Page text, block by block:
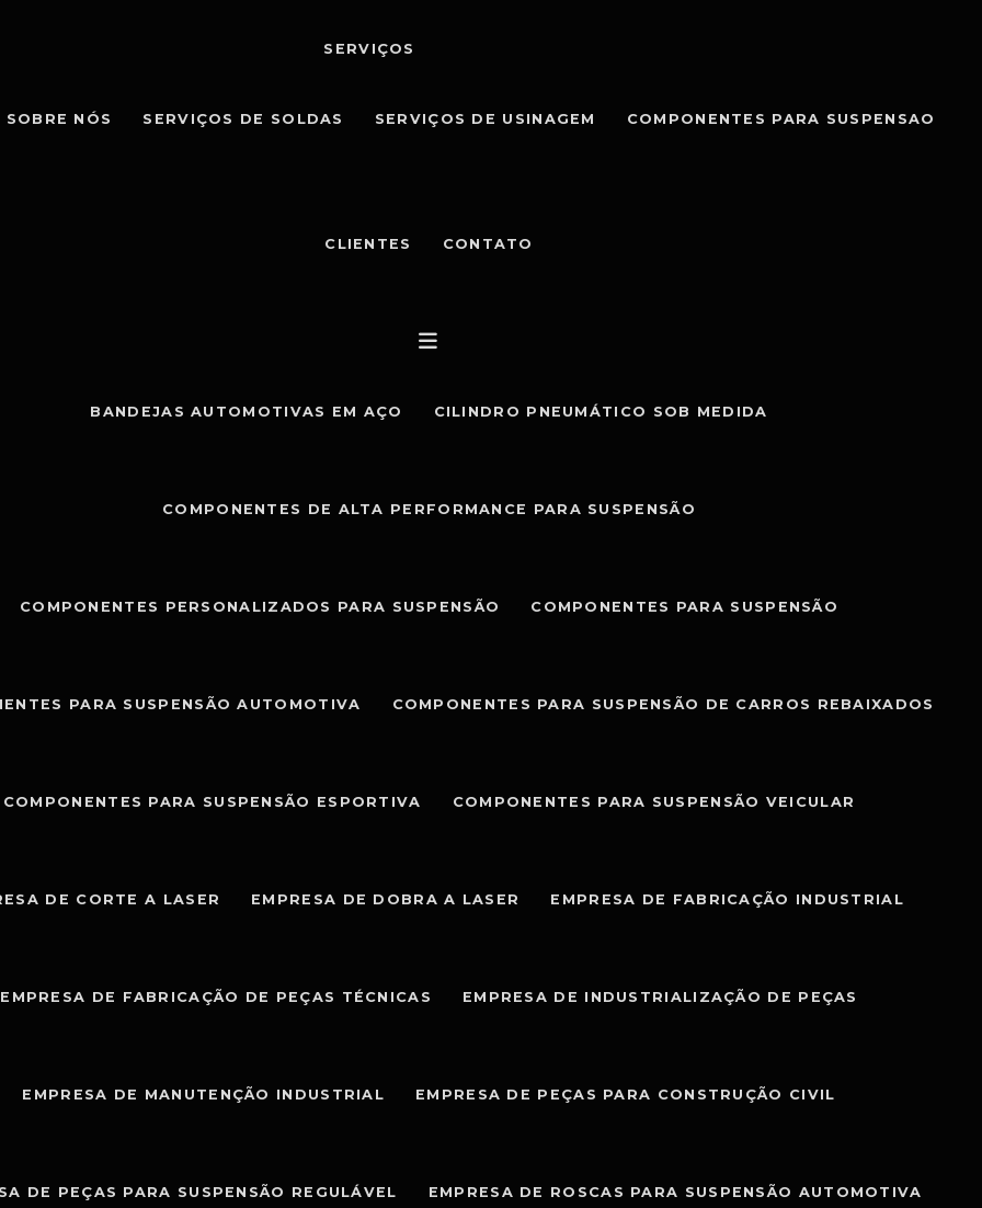
SOBRE NÓS
SERVIÇOS
SERVIÇOS DE SOLDAS SERVIÇOS DE USINAGEM COMPONENTES PARA SUSPENSAO
CLIENTES CONTATO
BANDEJAS AUTOMOTIVAS EM AÇO CILINDRO PNEUMÁTICO SOB MEDIDA
COMPONENTES DE ALTA PERFORMANCE PARA SUSPENSÃO
COMPONENTES PERSONALIZADOS PARA SUSPENSÃO COMPONENTES PARA SUSPENSÃO
PARA SUSPENSÃO AUTOMOTIVA COMPONENTES PARA SUSPENSÃO DE CARROS REBAIXADOS
COMPONENTES PARA SUSPENSÃO ESPORTIVA COMPONENTES PARA SUSPENSÃO VEICULAR
DE CORTE A LASER EMPRESA DE DOBRA A LASER EMPRESA DE FABRICAÇÃO INDUSTRIAL
EMPRESA DE FABRICAÇÃO DE PEÇAS TÉCNICAS EMPRESA DE INDUSTRIALIZAÇÃO DE PEÇAS
EMPRESA DE MANUTENÇÃO INDUSTRIAL EMPRESA DE PEÇAS PARA CONSTRUÇÃO CIVIL
DE PEÇAS PARA SUSPENSÃO REGULÁVEL EMPRESA DE ROSCAS PARA SUSPENSÃO AUTOMOTIVA